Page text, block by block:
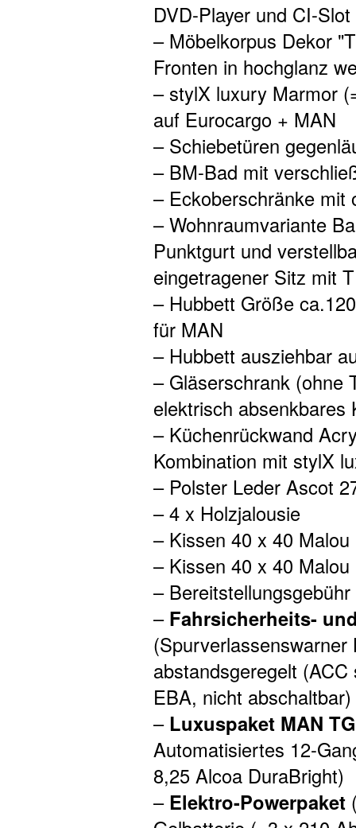
DVD-Player und CI-Slot
– Möbelkorpus Dekor
Fronten in hochglanz
– stylX luxury Marmor
auf Eurocargo + MAN
– Schiebetüren
– BM-Bad mit
– Eckoberschränke mit
– Wohnraumvariante
Punktgurt und
eingetragener Sitz mit
– Hubbett Größe
für MAN
– Hubbett ausziehbar
– Gläserschrank (ohne
elektrisch absenkbares
– Küchenrückwand
Kombination mit stylX
– Polster Leder Ascot
– 4 x Holzjalousie
– Kissen 40 x 40
– Kissen 40 x 40
–
– Fahrsicherheits-
(Spurverlassenswarner
abstandsgeregelt
EBA, nicht abschaltbar)
– Luxuspaket MAN
Automatisiertes 12-
8,25 Alcoa DuraBright)
– Elektro-Powerpaket